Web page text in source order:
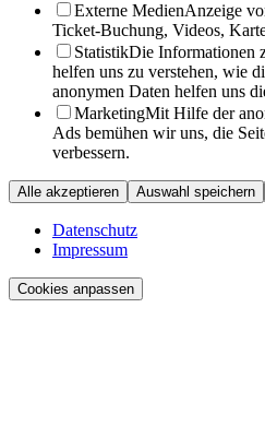
Externe MedienAnzeige
Ticket-Buchung, Videos,
StatistikDie Informationen
helfen uns zu verstehen, wie
anonymen Daten helfen uns
MarketingMit Hilfe der
Ads bemühen wir uns, die
verbessern.
Alle akzeptieren Auswahl speichern
Datenschutz
Impressum
Cookies anpassen